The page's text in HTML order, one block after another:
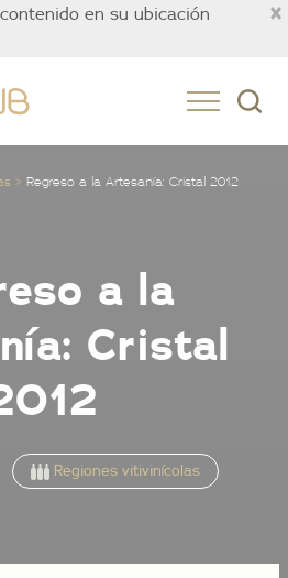
×
en su ubicación
Regreso a la Artesanía: Cristal 2012
a la
Cristal
Regiones vitivinícolas